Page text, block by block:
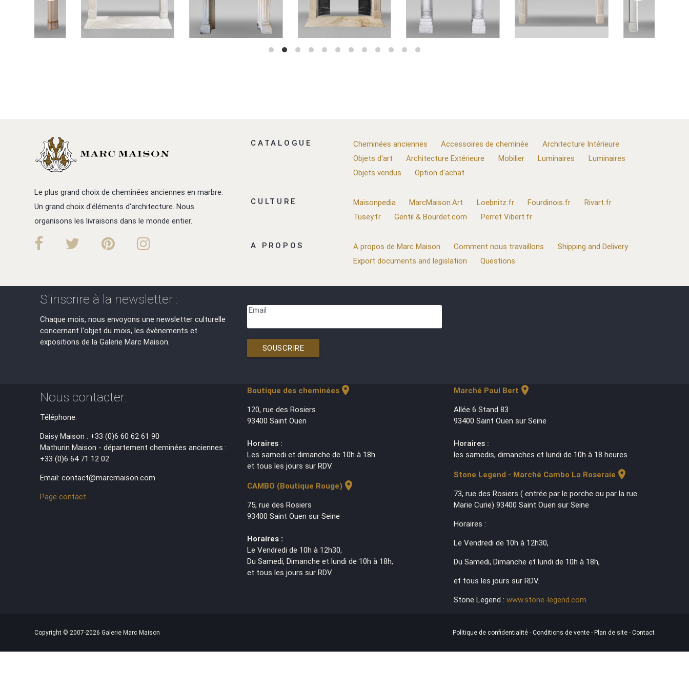
Le plus grand choix de cheminées anciennes en marbre.
Un grand choix d'éléments d'architecture. Nous
organisons les livraisons dans le monde entier.
CATALOGUE Cheminées anciennes Accessoires de cheminée
Architecture Intérieure
Objets d'art
Architecture Extérieure Mobilier Luminaires
Luminaires
Objets vendus
Option d'achat
CULTURE Maisonpedia MarcMaison.Art Loebnitz.fr Fourdinois.fr
Rivart.fr
Tusey.fr
Gentil & Bourdet.com Perret Vibert.fr
A PROPOS A propos de Marc Maison Comment nous travaillons
Shipping and Delivery
Export documents and legislation
Questions
S'inscrire à la newsletter :
Chaque mois, nous envoyons une newsletter culturelle
concernant l'objet du mois, les évènements et
expositions de la Galerie Marc Maison.
Email
SOUSCRIRE
Nous contacter:
Téléphone:
Daisy Maison : +33 (0)6 60 62 61 90
Mathurin Maison - département cheminées anciennes :
+33 (0)6 64 71 12 02
Email: contact@marcmaison.com
Page contact
Boutique des cheminéeslocation_on
120, rue des Rosiers
93400 Saint Ouen
Horaires :
Les samedi et dimanche de 10h à 18h
et tous les jours sur RDV.
CAMBO (Boutique Rouge) location_on
75, rue des Rosiers
93400 Saint Ouen sur Seine
Horaires :
Le Vendredi de 10h à 12h30,
Du Samedi, Dimanche et lundi de 10h à 18h,
et tous les jours sur RDV.
Marché Paul Bert location_on
Allée 6 Stand 83
93400 Saint Ouen sur Seine
Horaires :
les samedis, dimanches et lundi de 10h à 18 heures
Stone Legend - Marché Cambo La Roseraie location_on
73, rue des Rosiers ( entrée par le porche ou par la rue
Marie Curie) 93400 Saint Ouen sur Seine
Horaires :
Le Vendredi de 10h à 12h30,
Du Samedi, Dimanche et lundi de 10h à 18h,
et tous les jours sur RDV.
Stone Legend : www.stone-legend.com
Copyright © 2007-2026 Galerie Marc Maison Politique de confidentialité - Conditions de vente - Plan de site - Contact